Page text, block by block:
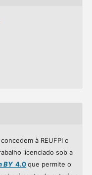
à REUFPI o
licenciado sob a
BY4.0que permite o